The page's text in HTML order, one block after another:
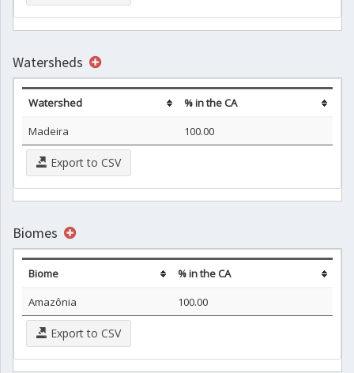
Watersheds
Watershed
% in the CA
Madeira
100.00
Export to CSV
Biomes
Biome
% in the CA
Amazônia
100.00
Export to CSV